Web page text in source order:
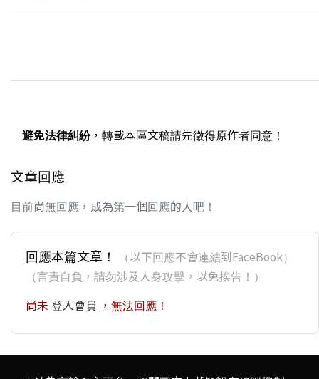
避免法律糾紛，轉載本區文稿請先徵得原作者同意！
文章回應
目前尚無回應，成為第一個回應的人吧！
回應本篇文章！
（以下回應不會連結到FaceBook）
（言責自負，請勿涉及人身攻擊，以免挨告！）
尚未 登入會員 ，無法回應！